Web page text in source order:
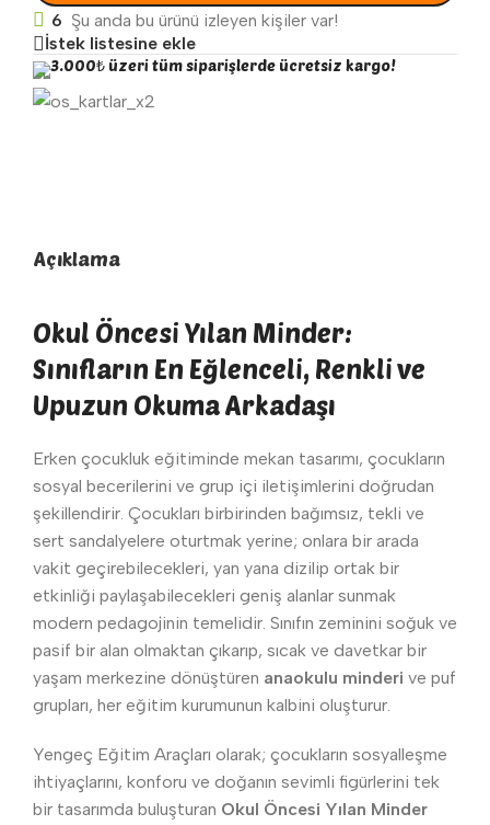
6 Şu anda bu ürünü izleyen kişiler var!
İstek listesine ekle
3.000₺ üzeri tüm siparişlerde ücretsiz kargo!
Açıklama
Okul Öncesi Yılan Minder:
Sınıfların En Eğlenceli, Renkli ve
Upuzun Okuma Arkadaşı
Erken çocukluk eğitiminde mekan tasarımı, çocukların
sosyal becerilerini ve grup içi iletişimlerini doğrudan
şekillendirir. Çocukları birbirinden bağımsız, tekli ve
sert sandalyelere oturtmak yerine; onlara bir arada
vakit geçirebilecekleri, yan yana dizilip ortak bir
etkinliği paylaşabilecekleri geniş alanlar sunmak
modern pedagojinin temelidir. Sınıfın zeminini soğuk ve
pasif bir alan olmaktan çıkarıp, sıcak ve davetkar bir
yaşam merkezine dönüştüren anaokulu minderi ve puf
grupları, her eğitim kurumunun kalbini oluşturur.
Yengeç Eğitim Araçları olarak; çocukların sosyalleşme
ihtiyaçlarını, konforu ve doğanın sevimli figürlerini tek
bir tasarımda buluşturan Okul Öncesi Yılan Minder